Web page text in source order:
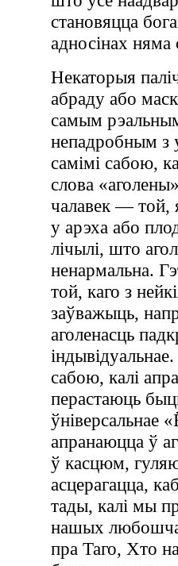
становяцца
адносінах няма
Некаторыя
абраду або
самым
непадробным з
самімі сабою,
слова
чалавек — той,
у арэха або
лічылі, што
ненармальна.
той, каго з
заўважыць,
аголенасць
сабою, калі
перастаюць
ўніверсальнае
апранаюцца ў
ў касцюм,
асцерагацца,
тады, калі мы
нашых
пра Таго, Хто